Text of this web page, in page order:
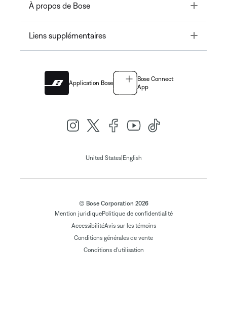
À propos de Bose Toggle
Liens supplémentaires Toggle
Application Bose
Bose Connect
App
United States| English
© Bose Corporation 2026
Mention juridiquePolitique de confidentialité
AccessibilitéAvis sur les témoins
Conditions générales de vente
Conditions d'utilisation